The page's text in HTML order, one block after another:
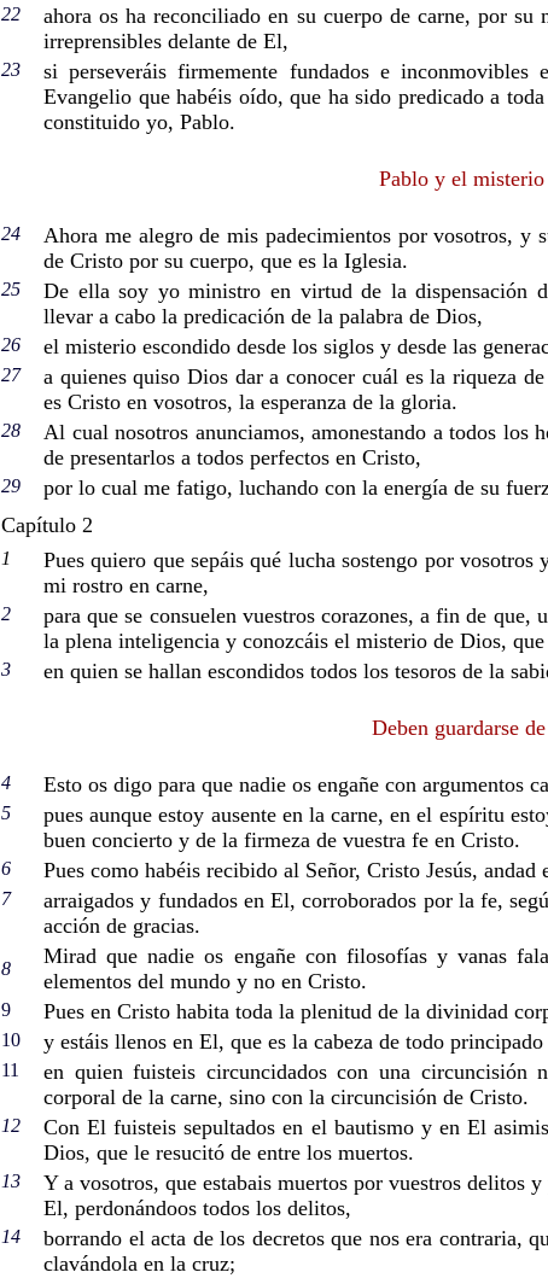
22
ahora os ha reconciliado en su cuerpo de carne, por su
irreprensibles delante de El,
23
si perseveráis firmemente fundados e
Evangelio que habéis oído, que ha sido predicado a
constituido yo, Pablo.
Pablo y el
24
Ahora me alegro de mis padecimientos por vosotros,
de Cristo por su cuerpo, que es la Iglesia.
25
De ella soy yo ministro en virtud de la dispensación
llevar a cabo la predicación de la palabra de Dios,
26 el misterio escondido desde los siglos y desde las
27
a quienes quiso Dios dar a conocer cuál es la riqueza
es Cristo en vosotros, la esperanza de la gloria.
28
Al cual nosotros anunciamos, amonestando a todos los
de presentarlos a todos perfectos en Cristo,
29
por lo cual me fatigo, luchando con la energía de su
Capítulo 2
1
Pues quiero que sepáis qué lucha sostengo por
mi rostro en carne,
2
para que se consuelen vuestros corazones, a fin de que,
la plena inteligencia y conozcáis el misterio de Dios,
3 en quien se hallan escondidos todos los tesoros de la
Deben guardarse
4 Esto os digo para que nadie os engañe con argumentos
5
pues aunque estoy ausente en la carne, en el espíritu
buen concierto y de la firmeza de vuestra fe en Cristo.
6 Pues como habéis recibido al Señor, Cristo Jesús, andad
7
arraigados y fundados en El, corroborados por la fe,
acción de gracias.
8
Mirad que nadie os engañe con filosofías y vanas
elementos del mundo y no en Cristo.
9 Pues en Cristo habita toda la plenitud de la divinidad
10 y estáis llenos en El, que es la cabeza de todo
11 en quien fuisteis circuncidados con una circuncisión
corporal de la carne, sino con la circuncisión de Cristo.
12
Con El fuisteis sepultados en el bautismo y en El
Dios, que le resucitó de entre los muertos.
13
Y a vosotros, que estabais muertos por vuestros delitos
El, perdonándoos todos los delitos,
14
borrando el acta de los decretos que nos era contraria,
clavándola en la cruz;